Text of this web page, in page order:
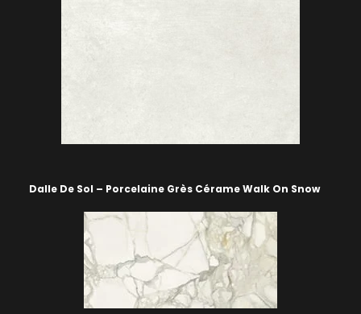
Dalle De Sol – Porcelaine Grès Cérame Walk On Snow